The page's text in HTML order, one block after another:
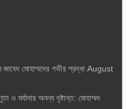
জাবেদ মোহাম্মদের গভীর শ্রদ্ধা August
ও মর্যাদার অনন্য দৃষ্টান্ত: মোহাম্মদ